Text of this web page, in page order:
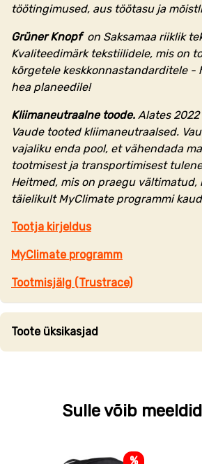
töötingimused, aus töötasu ja
Grüner Knopfon Saksamaa riiklik
Kvaliteedimärk tekstiilidele, mis on
kõrgetele keskkonnastandarditele -
hea planeedile!
Kliimaneutraalne toode. Alates
Vaude tooted kliimaneutraalsed.
vajaliku enda pool, et vähendada
tootmisest ja transportimisest
Heitmed, mis on praegu vältimatud,
täielikult MyClimate programmi
Tootja kirjeldus
MyClimate programm
Tootmisjälg (Trustrace)
Toote üksikasjad
Sulle võib
%